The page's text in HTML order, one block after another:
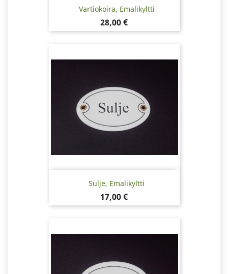
Vartiokoira, Emalikyltti
Hinta
28,00 €
Sulje, Emalikyltti
Hinta
17,00 €